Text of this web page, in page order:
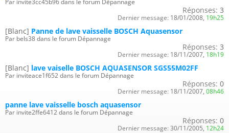
Par invite3cc45b96 dans le forum Dépannage
Réponses: 3
Dernier message: 18/01/2008, 19h25
[Blanc] Panne de lave vaisselle BOSCH Aquasensor
Par bels38 dans le forum Dépannage
Réponses: 3
Dernier message: 18/11/2007, 18h19
[Blanc] lave vaiselle BOSCH AQUASENSOR SGS55M02FF
Par inviteace1f652 dans le forum Dépannage
Réponses: 0
Dernier message: 18/11/2007, 08h46
panne lave vaisselle bosch aquasensor
Par invite2ffe6412 dans le forum Dépannage
Réponses: 0
Dernier message: 30/11/2005, 12h24